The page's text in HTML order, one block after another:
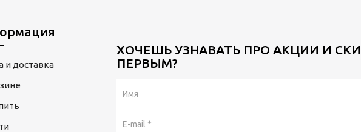
и доставка
ХОЧЕШЬ УЗНАВАТЬ ПРО АКЦИИ И
ПЕРВЫМ?